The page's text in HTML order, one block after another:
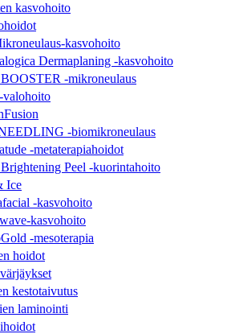
kasvohoito
kasvohoito
Dermaplaning -kasvohoito
-mikroneulaus
-biomikroneulaus
-metaterapiahoidot
Peel -kuorintahoito
Ice
-kasvohoito
kasvohoito
-mesoterapia
hoidot
kestotaivutus
laminointi